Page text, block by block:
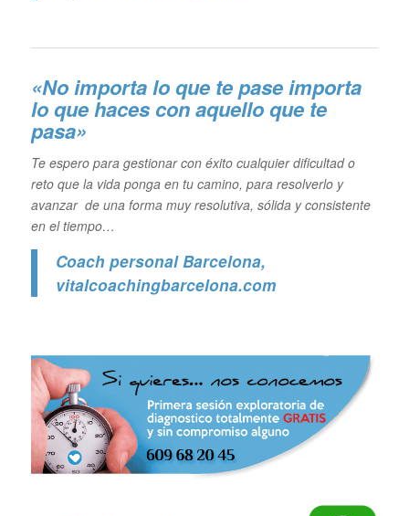
«No importa lo que te pase importa
lo que haces con aquello que te
pasa»
Te espero para gestionar con éxito cualquier dificultad o
reto que la vida ponga en tu camino, para resolverlo y
avanzar de una forma muy resolutiva, sólida y consistente
en el tiempo…
Coach personal Barcelona,
vitalcoachingbarcelona.com